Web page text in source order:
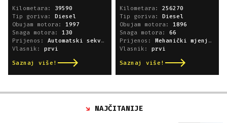
Kilometara: 39590
Tip goriva: Diesel
Obujam motora: 1997
Snaga motora: 130
Prijenos: Automatski sekvencijski
Vlasnik: prvi
Saznaj više!
Kilometara: 256270
Tip goriva: Diesel
Obujam motora: 1896
Snaga motora: 66
Prijenos: Mehanički mjenjač
Vlasnik: prvi
Saznaj više!
NAJČITANIJE